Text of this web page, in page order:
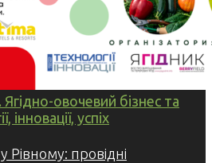
овочевий бізнес та
інновації, успіх
провідні